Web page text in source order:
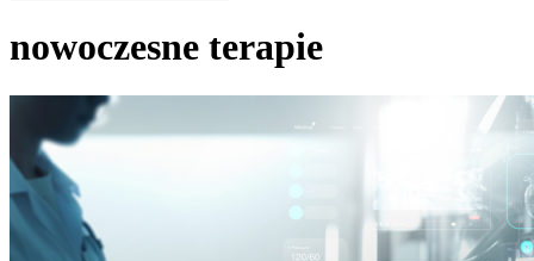
nowoczesne terapie